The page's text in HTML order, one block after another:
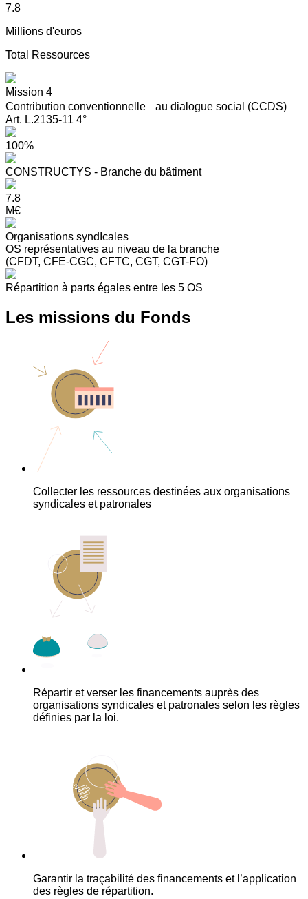
7.8
Millions d'euros
Total Ressources
Mission 4
Contribution conventionnelle au dialogue social (CCDS)
Art. L.2135-11 4°
100%
CONSTRUCTYS - Branche du bâtiment
7.8
M€
Organisations syndIcales
OS représentatives au niveau de la branche
(CFDT, CFE-CGC, CFTC, CGT, CGT-FO)
Répartition à parts égales entre les 5 OS
Les missions du Fonds
Collecter les ressources destinées aux organisations
syndicales et patronales
Répartir et verser les financements auprès des
organisations syndicales et patronales selon les règles
définies par la loi.
Garantir la traçabilité des financements et l’application
des règles de répartition.